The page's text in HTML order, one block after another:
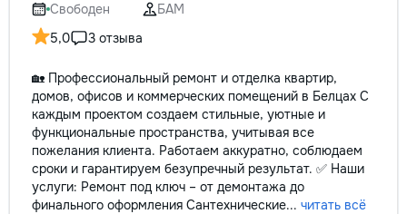
Свободен
БАМ
5,0
3 отзыва
🏡 Профессиональный ремонт и отделка квартир,
домов, офисов и коммерческих помещений в Белцах С
каждым проектом создаем стильные, уютные и
функциональные пространства, учитывая все
пожелания клиента. Работаем аккуратно, соблюдаем
сроки и гарантируем безупречный результат. ✅ Наши
услуги: Ремонт под ключ – от демонтажа до
финального оформления Сантехнические... читать всё